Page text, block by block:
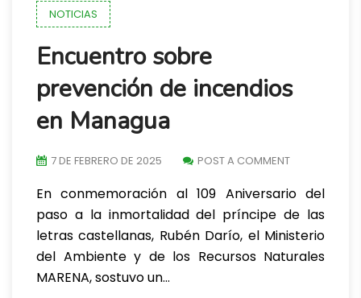
NOTICIAS
Encuentro sobre
prevención de incendios
en Managua
7 DE FEBRERO DE 2025 POST A COMMENT
En conmemoración al 109 Aniversario del
paso a la inmortalidad del príncipe de las
letras castellanas, Rubén Darío, el Ministerio
del Ambiente y de los Recursos Naturales
MARENA, sostuvo un…